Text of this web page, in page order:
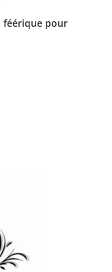
féérique pour